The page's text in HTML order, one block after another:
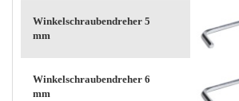
Winkelschraubendreher 5
mm
Winkelschraubendreher 6
mm